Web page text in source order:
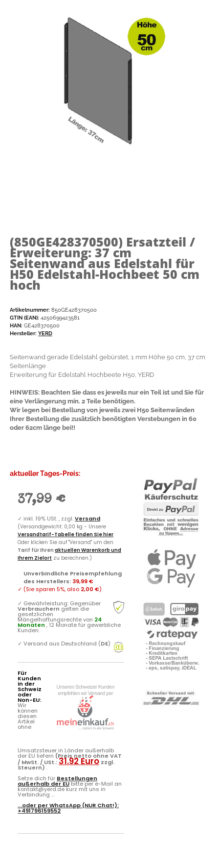
(850GE428370500) Ersatzteil /
Erweiterung: 37 cm
Seitenwand aus Edelstahl für
H50 Edelstahl-Hochbeet 50 cm
hoch
Artikelnummer: 850GE428370500
GTIN (EAN): 4250699423581
HAN: GE428370500
Hersteller: YERD
Seitenwand gerade Edelstahl gebürstet, 1 mm Höhe 50 cm, 37 cm
Seitenlänge
Erweiterung für Edelstahl Hochbeete H50, YERD
HINWEIS: Beachten Sie dass es jeweils nur ein Teil ist und Sie für
eine Verlängerung min. 2 Teile benötigen.
Wir legen bei Bestellung von jeweils zwei H50 Seitenwänden
Ihrer Bestellung die zusätzlich benötigten Verstebungen in 60
oder 62cm länge bei!!
aktueller Tages-Preis:
37,99 €
✓ inkl. 19% USt. , zzgl.Versand
(Versandgewicht: 0,00 kg - Unsere
Versandtarif-Tabelle finden Sie hier.
Oder klicken Sie auf "Versand" um den
Tarif für Ihren aktuellen Warenkorb und
Ihrem Zielort zu berechnen.)
Unverbindliche Preisempfehlung
des Herstellers: 39,99 €
✓ (Sie sparen 5%, also 2,00 €)
✓ Gewährleistung: Gegenüber
Verbrauchern gelten die
gesetzlichen
Mängelhaftungsrechte von 24
Monaten , 12 Monate für gewerbliche
Kunden.
✓ Versand aus Deutschland (DE)
Für
Kunden
in der
Schweiz
oder
Non-EU:
Wir
können
diesen
Artikel
ohne
Umsatzsteuer in Länder außerhalb
der EU liefern (Preis netto ohne VAT
/ MwSt. / USt.:31.92 Euro zzgl.
Steuern) .
Setze dich für Bestellungen
außerhalb der EUbitte per e-Mail an
kontakt@yerd.de kurz mit uns in
Verbindung ...
...oder perWhatsApp (NUR Chat!):
+491796159552